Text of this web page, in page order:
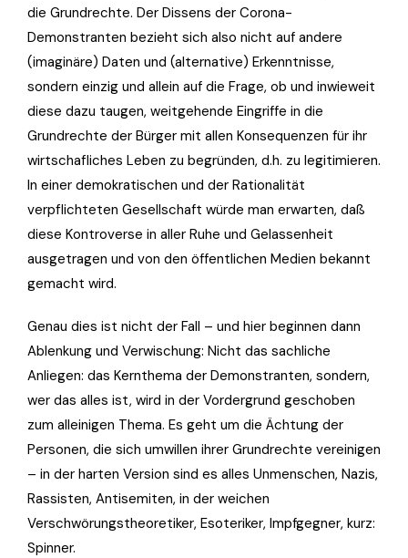
die Grundrechte. Der Dissens der Corona-
Demonstranten bezieht sich also nicht auf andere
(imaginäre) Daten und (alternative) Erkenntnisse,
sondern einzig und allein auf die Frage, ob und inwieweit
diese dazu taugen, weitgehende Eingriffe in die
Grundrechte der Bürger mit allen Konsequenzen für ihr
wirtschafliches Leben zu begründen, d.h. zu legitimieren.
In einer demokratischen und der Rationalität
verpflichteten Gesellschaft würde man erwarten, daß
diese Kontroverse in aller Ruhe und Gelassenheit
ausgetragen und von den öffentlichen Medien bekannt
gemacht wird.
Genau dies ist nicht der Fall – und hier beginnen dann
Ablenkung und Verwischung: Nicht das sachliche
Anliegen: das Kernthema der Demonstranten, sondern,
wer das alles ist, wird in der Vordergrund geschoben
zum alleinigen Thema. Es geht um die Ächtung der
Personen, die sich umwillen ihrer Grundrechte vereinigen
– in der harten Version sind es alles Unmenschen, Nazis,
Rassisten, Antisemiten, in der weichen
Verschwörungstheoretiker, Esoteriker, Impfgegner, kurz:
Spinner.